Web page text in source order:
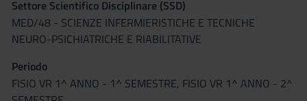
Settore Scientifico Disciplinare (SSD)
MED/48 - SCIENZE INFERMIERISTICHE E TECNICHE
NEURO-PSICHIATRICHE E RIABILITATIVE
Periodo
FISIO VR 1^ ANNO - 1^ SEMESTRE, FISIO VR 1^ ANNO - 2^